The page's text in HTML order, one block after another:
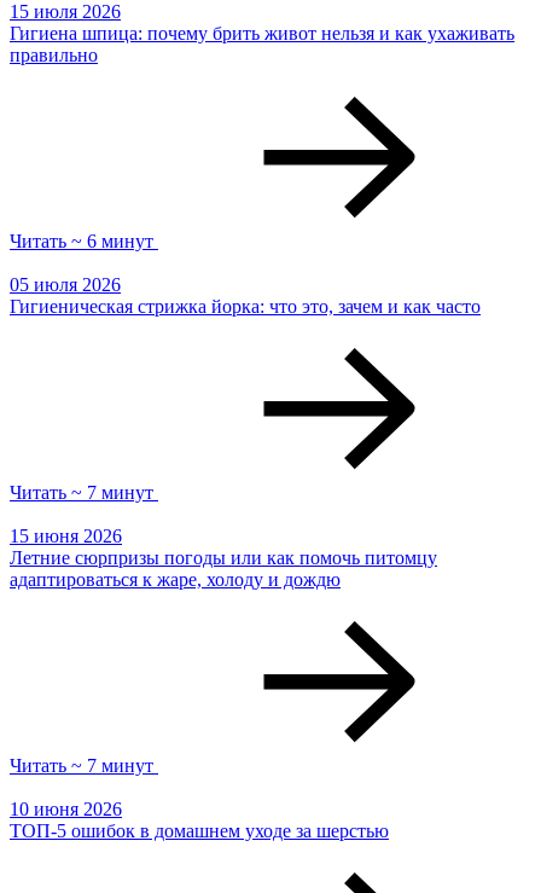
15 июля 2026
Гигиена шпица: почему брить живот нельзя и как ухаживать
правильно
Читать ~ 6 минут
05 июля 2026
Гигиеническая стрижка йорка: что это, зачем и как часто
Читать ~ 7 минут
15 июня 2026
Летние сюрпризы погоды или как помочь питомцу
адаптироваться к жаре, холоду и дождю
Читать ~ 7 минут
10 июня 2026
ТОП-5 ошибок в домашнем уходе за шерстью